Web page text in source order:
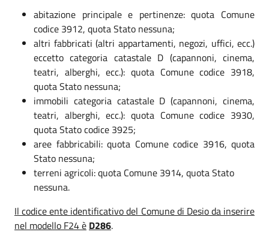
abitazione principale e pertinenze: quota Comune
codice 3912, quota Stato nessuna;
altri fabbricati (altri appartamenti, negozi, uffici, ecc.)
eccetto categoria catastale D (capannoni, cinema,
teatri, alberghi, ecc.): quota Comune codice 3918,
quota Stato nessuna;
immobili categoria catastale D (capannoni, cinema,
teatri, alberghi, ecc.): quota Comune codice 3930,
quota Stato codice 3925;
aree fabbricabili: quota Comune codice 3916, quota
Stato nessuna;
terreni agricoli: quota Comune 3914, quota Stato
nessuna.
Il codice ente identificativo del Comune di Desio da inserire
nel modello F24 è D286.